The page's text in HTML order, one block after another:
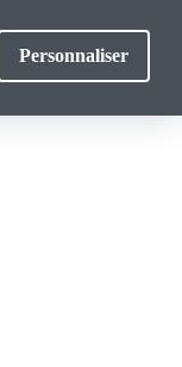
Personnaliser